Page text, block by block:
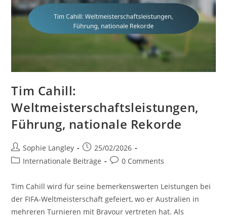
Tim Cahill:
Weltmeisterschaftsleistungen,
Führung, nationale Rekorde
Post
author:
Sophie Langley
Post
published:
25/02/2026
PostInternationale Beiträge
Post0 Comments
Tim Cahill wird für seine bemerkenswerten Leistungen bei
der FIFA-Weltmeisterschaft gefeiert, wo er Australien in
mehreren Turnieren mit Bravour vertreten hat. Als